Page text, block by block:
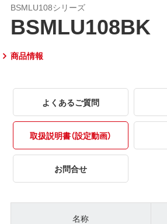
BSMLU108シリーズ
BSMLU108BK
商品情報
よくあるご質問
取扱説明書（設定動画）
お問合せ
名称